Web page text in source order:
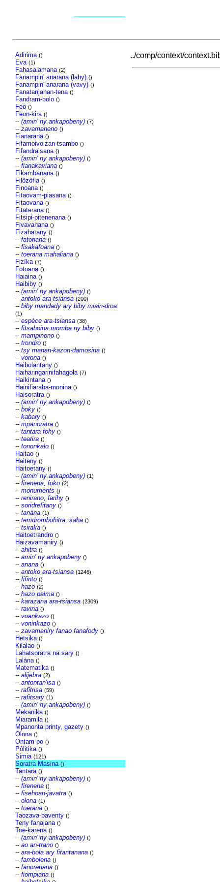
Adirima ()
Eva (1)
Fahasalamana (2)
Fanampin' anarana (lahy) ()
Fanampin' anarana (vavy) ()
Fanatanjahan-tena ()
Fandram-bolo ()
Feo ()
Feon-kira ()
-- (amin' ny ankapobeny) (7)
-- zavamaneno ()
Fianarana ()
Fifamoivoizan-tsambo ()
Fifandraisana ()
-- (amin' ny ankapobeny) ()
-- fianakaviana ()
Fikambanana ()
Filôzôfia ()
Finoana ()
Fitaovam-piasana ()
Fitaovana ()
Fitaterana ()
Fitsipi-pitenenana ()
Fivavahana ()
Fizahatany ()
-- fatoriana ()
-- fisakafoana ()
-- toerana mahaliana ()
Fizìka (7)
Fotoana ()
Haiaina ()
Haibiby ()
-- (amin' ny ankapobeny) ()
-- antoko ara-tsiansa (200)
-- biby mandady ary biby miain-droa
(1)
-- espèce ara-tsiansa (38)
-- fitsaboina momba ny biby ()
-- mampinono ()
-- trondro ()
-- tsy manan-kazon-damosina ()
-- vorona ()
Haibolantany ()
Haiharingarinifahagola (7)
Haikintana ()
Hainifiaraha-monina ()
Haisoratra ()
-- (amin' ny ankapobeny) ()
-- boky ()
-- kabary ()
-- mpanoratra ()
-- tantara fohy ()
-- teatira ()
-- tononkalo ()
Haitao ()
Haiteny ()
Haitoetany ()
-- (amin' ny ankapobeny) (1)
-- firenena, foko (2)
-- monuments ()
-- renirano, farihy ()
-- soridrefitany ()
-- tanàna (1)
-- temdrombohitra, saha ()
-- tsiraka ()
Haitoetrandro ()
Haizavamaniry ()
-- ahitra ()
-- amin' ny ankapobeny ()
-- anana ()
-- antoko ara-tsiansa (1246)
-- fifinto ()
-- hazo (2)
-- hazo palma ()
-- karazana ara-tsiansa (2309)
-- ravina ()
-- voankazo ()
-- voninkazo ()
-- zavamaniry fanao fanafody ()
Hetsika ()
Kilalao ()
Lahatsoratra na sary ()
Lalàna ()
Matematika ()
-- alijebra (2)
-- antontan'isa ()
-- rafitrisa (59)
-- rafitsary (1)
-- (amin' ny ankapobeny) ()
Mekanika ()
Miaramila ()
Mpanonta printy, gazety ()
Olona ()
Ontam-po ()
Pôlitika ()
Simia (121)
Soratra Masina ()
Tantara ()
-- (amin' ny ankapobeny) ()
-- firenena ()
-- fisehoan-javatra ()
-- olona (1)
-- toerana ()
Taozava-baventy ()
Teny fanajana ()
Toe-karena ()
-- (amin' ny ankapobeny) ()
-- ao an-trano ()
-- ara-bola ary fitantanana ()
-- fambolena ()
-- fanorenana ()
-- fiompiana ()
../comp/context/